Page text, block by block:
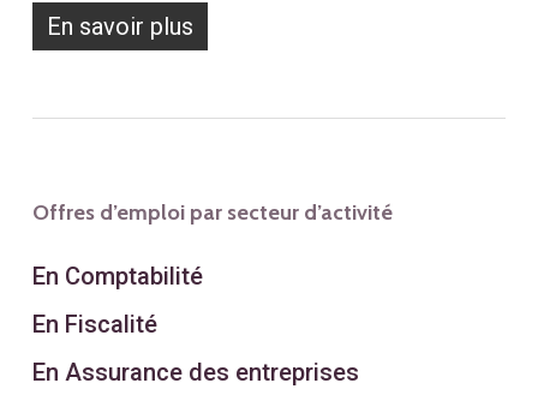
En savoir plus
Offres d’emploi par secteur d’activité
En Comptabilité
En Fiscalité
En Assurance des entreprises